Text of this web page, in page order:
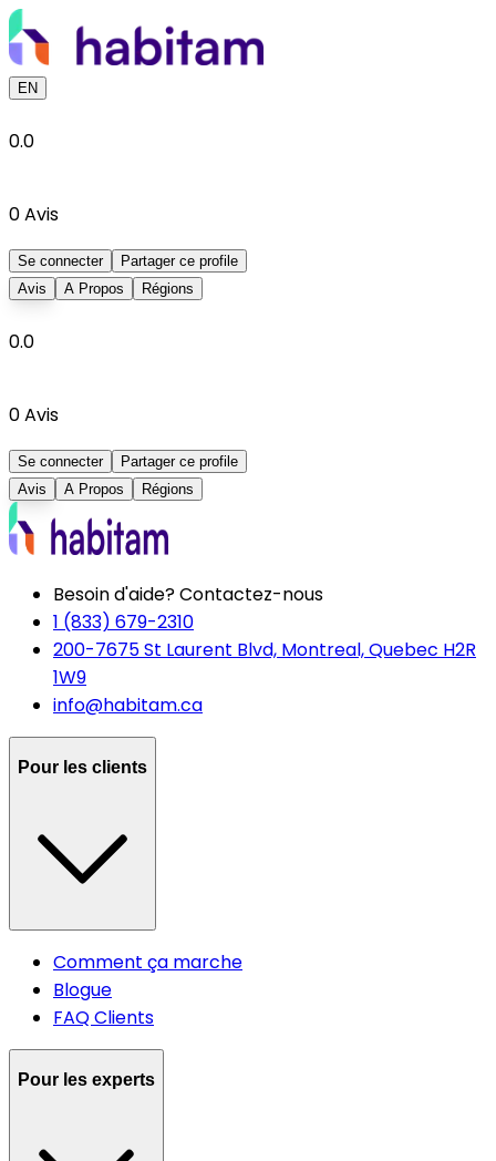
EN
0.0
0Avis
Se connecter
Partager ce profile
Avis
A Propos Régions
0.0
0Avis
Se connecter
Partager ce profile
Avis
A Propos Régions
Besoin d'aide? Contactez-nous
1 (833) 679-2310
200-7675 St Laurent Blvd, Montreal, Quebec H2R
1W9
info@habitam.ca
Pour les clients
Comment ça marche
Blogue
FAQ Clients
Pour les experts